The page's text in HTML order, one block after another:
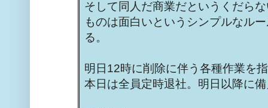
そして同人だ商業だというくだら
ものは面白いというシンプルなル
る。
明日12時に削除に伴う各種作業を
本日は全員定時退社。明日以降に